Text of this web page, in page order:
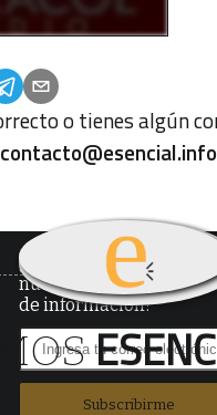
o tienes algún
contacto@esencial.info
¿Quieres recibir
nuestro boletín
de información?
Subscribirme